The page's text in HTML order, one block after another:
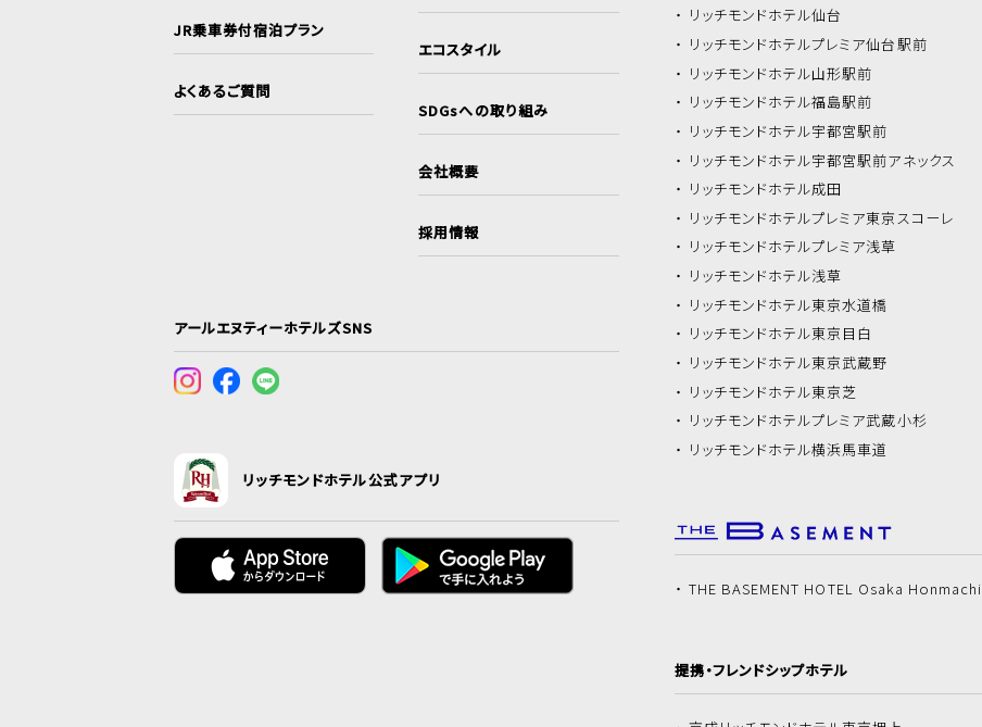
JR乗車券付宿泊プラン
よくあるご質問
エコスタイル
SDGsへの取り組み
会社概要
採用情報
アールエヌティーホテルズSNS
リッチモンドホテル公式アプリ
リッチモンドホテル仙台
リッチモンドホテルプレミア仙台駅前
リッチモンドホテル山形駅前
リッチモンドホテル福島駅前
リッチモンドホテル宇都宮駅前
リッチモンドホテル宇都宮駅前アネックス
リッチモンドホテル成田
リッチモンドホテルプレミア東京スコーレ
リッチモンドホテルプレミア浅草
リッチモンドホテル浅草
リッチモンドホテル東京水道橋
リッチモンドホテル東京目白
リッチモンドホテル東京武蔵野
リッチモンドホテル東京芝
リッチモンドホテルプレミア武蔵小杉
リッチモンドホテル横浜馬車道
THE BASEMENT HOTEL Osaka Honmachi
提携・フレンドシップホテル